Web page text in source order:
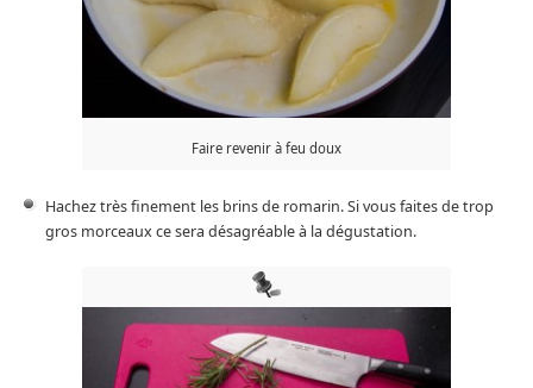
Faire revenir à feu doux
Hachez très finement les brins de romarin. Si vous faites de trop
gros morceaux ce sera désagréable à la dégustation.